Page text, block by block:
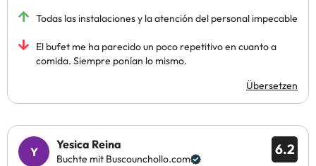
Todas las instalaciones y la atención del personal impecable
El bufet me ha parecido un poco repetitivo en cuanto a
comida. Siempre ponían lo mismo.
Übersetzen
6.2
Yesica Reina
Buchte mit Buscounchollo.com